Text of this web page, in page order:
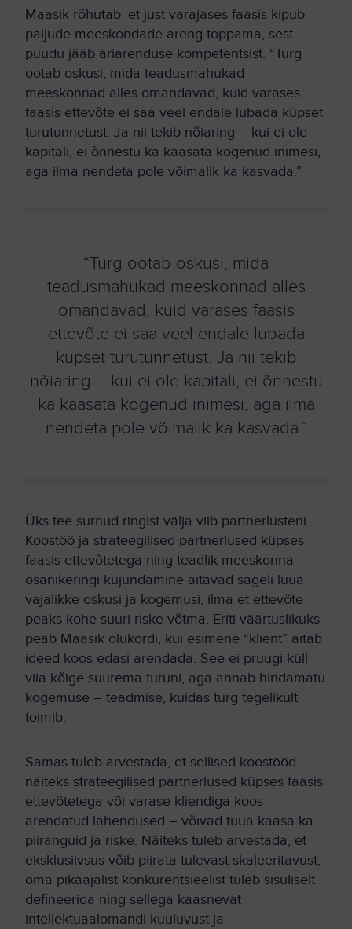
Maasik rõhutab, et just varajases faasis kipub
paljude meeskondade areng toppama, sest
puudu jääb äriarenduse kompetentsist. “Turg
ootab oskusi, mida teadusmahukad
meeskonnad alles omandavad, kuid varases
faasis ettevõte ei saa veel endale lubada küpset
turutunnetust. Ja nii tekib nõiaring – kui ei ole
kapitali, ei õnnestu ka kaasata kogenud inimesi,
aga ilma nendeta pole võimalik ka kasvada.”
“Turg ootab oskusi, mida
teadusmahukad meeskonnad alles
omandavad, kuid varases faasis
ettevõte ei saa veel endale lubada
küpset turutunnetust. Ja nii tekib
nõiaring – kui ei ole kapitali, ei õnnestu
ka kaasata kogenud inimesi, aga ilma
nendeta pole võimalik ka kasvada.”
Üks tee surnud ringist välja viib partnerlusteni.
Koostöö ja strateegilised partnerlused küpses
faasis ettevõtetega ning teadlik meeskonna
osanikeringi kujundamine aitavad sageli luua
vajalikke oskusi ja kogemusi, ilma et ettevõte
peaks kohe suuri riske võtma. Eriti väärtuslikuks
peab Maasik olukordi, kui esimene “klient” aitab
ideed koos edasi arendada. See ei pruugi küll
viia kõige suurema turuni, aga annab hindamatu
kogemuse – teadmise, kuidas turg tegelikult
toimib.
Samas tuleb arvestada, et sellised koostööd –
näiteks strateegilised partnerlused küpses faasis
ettevõtetega või varase kliendiga koos
arendatud lahendused – võivad tuua kaasa ka
piiranguid ja riske. Näiteks tuleb arvestada, et
eksklusiivsus võib piirata tulevast skaleeritavust,
oma pikaajalist konkurentsieelist tuleb sisuliselt
defineerida ning sellega kaasnevat
intellektuaalomandi kuuluvust ja